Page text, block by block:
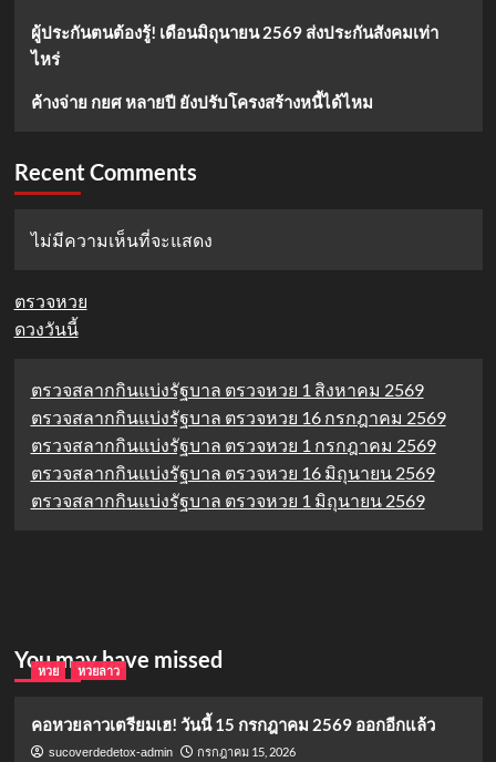
ผู้ประกันตนต้องรู้! เดือนมิถุนายน 2569 ส่งประกันสังคมเท่า
ไหร่
ค้างจ่าย กยศ หลายปี ยังปรับโครงสร้างหนี้ได้ไหม
Recent Comments
ไม่มีความเห็นที่จะแสดง
ตรวจหวย
ดวงวันนี้
ตรวจสลากกินแบ่งรัฐบาล ตรวจหวย 1 สิงหาคม 2569
ตรวจสลากกินแบ่งรัฐบาล ตรวจหวย 16 กรกฎาคม 2569
ตรวจสลากกินแบ่งรัฐบาล ตรวจหวย 1 กรกฎาคม 2569
ตรวจสลากกินแบ่งรัฐบาล ตรวจหวย 16 มิถุนายน 2569
ตรวจสลากกินแบ่งรัฐบาล ตรวจหวย 1 มิถุนายน 2569
You may have missed
หวย หวยลาว
คอหวยลาวเตรียมเฮ! วันนี้ 15 กรกฎาคม 2569 ออกอีกแล้ว
sucoverdedetox-admin กรกฎาคม 15, 2026